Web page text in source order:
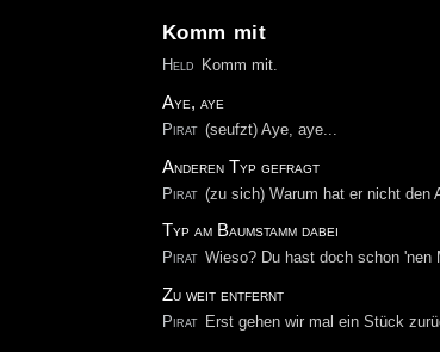
Komm mit
Held Komm mit.
Aye, aye
Pirat (seufzt) Aye, aye...
Anderen Typ gefragt
Pirat (zu sich) Warum hat er nicht den
Typ am Baumstamm dabei
Pirat Wieso? Du hast doch schon 'nen
Zu weit entfernt
Pirat Erst gehen wir mal ein Stück